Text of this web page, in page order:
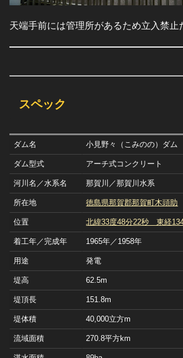
天端手前には管理所があるため立入禁止
スペック
ダム名 小見野々（こみのの）ダム
ダム型式 アーチ式コンクリート
河川名／水系名 那賀川／那賀川水系
所在地 徳島県那賀郡那賀町木頭助
位置 北緯33度48分22秒 東経
着工年／完成年 1965年／1958年
用途 発電
堤高 62.5m
堤頂長 151.8m
堤体積 40,000立方m
流域面積 270.8平方km